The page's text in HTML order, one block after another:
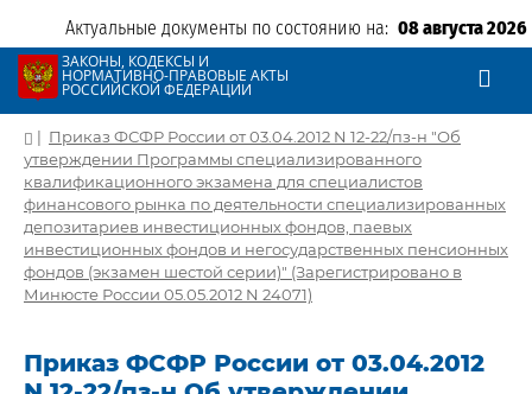
Актуальные документы по состоянию на: 08 августа 2026
ЗАКОНЫ, КОДЕКСЫ И
НОРМАТИВНО-ПРАВОВЫЕ АКТЫ
РОССИЙСКОЙ ФЕДЕРАЦИИ
| Приказ ФСФР России от 03.04.2012 N 12-22/пз-н "Об
утверждении Программы специализированного
квалификационного экзамена для специалистов
финансового рынка по деятельности специализированных
депозитариев инвестиционных фондов, паевых
инвестиционных фондов и негосударственных пенсионных
фондов (экзамен шестой серии)" (Зарегистрировано в
Минюсте России 05.05.2012 N 24071)
Приказ ФСФР России от 03.04.2012